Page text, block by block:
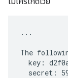
...
The
key:
secret: